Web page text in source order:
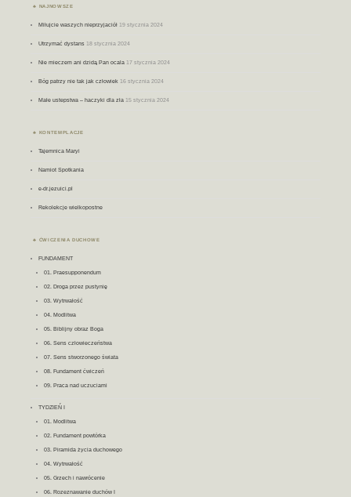
NAJNOWSZE
Miłujcie waszych nieprzyjaciół 19 stycznia 2024
Utrzymać dystans 18 stycznia 2024
Nie mieczem ani dzidą Pan ocala 17 stycznia 2024
Bóg patrzy nie tak jak człowiek 16 stycznia 2024
Małe ustepstwa – haczyki dla zła 15 stycznia 2024
KONTEMPLACJE
Tajemnica Maryi
Namiot Spotkania
e-dr.jezuici.pl
Rekolekcje wielkopostne
ĆWICZENIA DUCHOWE
FUNDAMENT
01. Praesupponendum
02. Droga przez pustynię
03. Wytrwałość
04. Modlitwa
05. Biblijny obraz Boga
06. Sens człowieczeństwa
07. Sens stworzonego świata
08. Fundament ćwiczeń
09. Praca nad uczuciami
TYDZIEŃ I
01. Modlitwa
02. Fundament powtórka
03. Piramida życia duchowego
04. Wytrwałość
05. Grzech i nawrócenie
06. Rozeznawanie duchów I